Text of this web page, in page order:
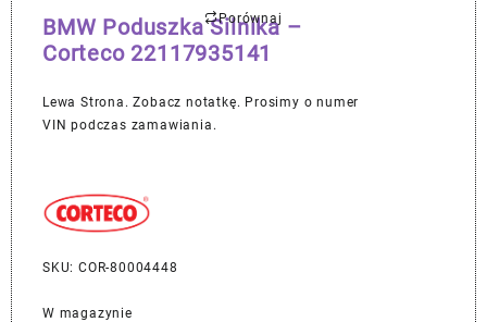
Porównaj
BMW Poduszka Silnika –
Corteco 22117935141
Lewa Strona. Zobacz notatkę. Prosimy o numer
VIN podczas zamawiania.
SKU: COR-80004448
W magazynie